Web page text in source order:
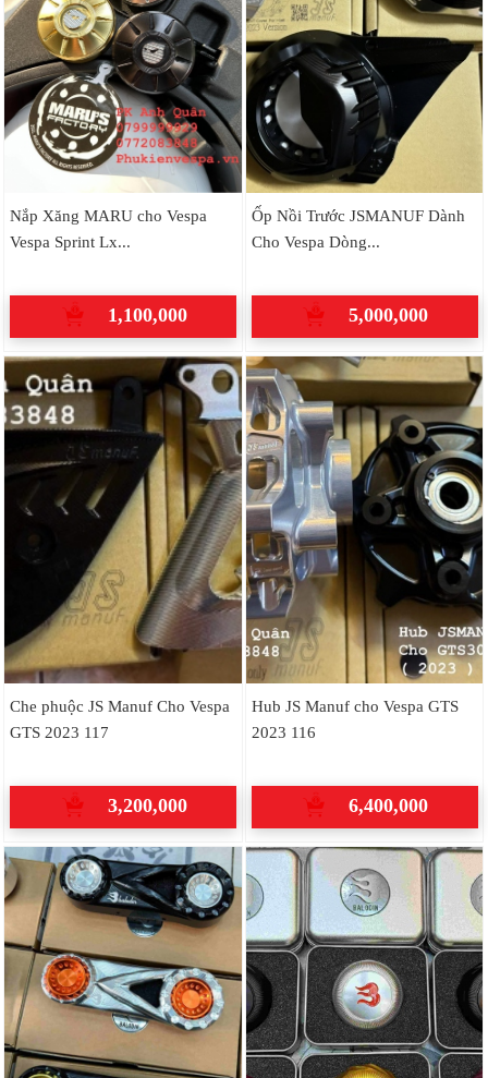
Nắp Xăng MARU cho Vespa
Vespa Sprint Lx...
1,100,000
Ốp Nồi Trước JSMANUF Dành
Cho Vespa Dòng...
5,000,000
Che phuộc JS Manuf Cho Vespa
GTS 2023 117
3,200,000
Hub JS Manuf cho Vespa GTS
2023 116
6,400,000